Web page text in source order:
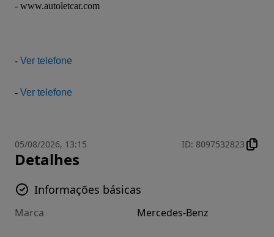
- www.autoletcar.com
- Ver telefone
- Ver telefone
05/08/2026, 13:15 ID: 8097532823
Detalhes
Informações básicas
Marca Mercedes-Benz